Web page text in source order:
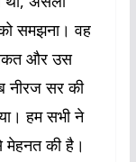
समझना। वह
और उस
नीरज सर की
हम सभी ने
मेहनत की है।